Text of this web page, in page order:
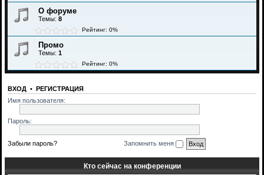
О форуме
Темы: 8
Рейтинг: 0%
Промо
Темы: 1
Рейтинг: 0%
ВХОД • РЕГИСТРАЦИЯ
Имя пользователя:
Пароль:
Забыли пароль? Запомнить меня
Кто сейчас на конференции